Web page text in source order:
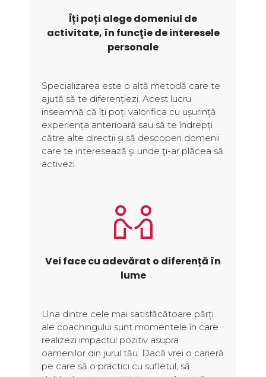
Îți poți alege domeniul de
activitate, în funcţie de interesele
personale
Specializarea este o altă metodă care te
ajută să te diferențiezi. Acest lucru
înseamnă că îți poți valorifica cu ușurință
experiența anterioară sau să te îndrepți
către alte direcții și să descoperi domenii
care te interesează şi unde ţi-ar plăcea să
activezi.
Vei face cu adevărat o diferență în
lume
Una dintre cele mai satisfăcătoare părți
ale coachingului sunt momentele în care
realizezi impactul pozitiv asupra
oamenilor din jurul tău. Dacă vrei o carieră
pe care să o practici cu sufletul, să